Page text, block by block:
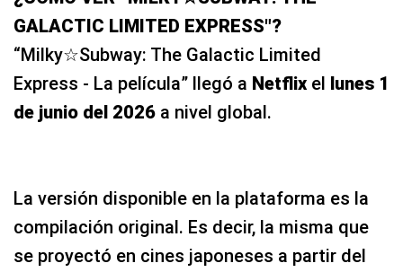
GALACTIC LIMITED EXPRESS"?
“Milky☆Subway: The Galactic Limited
Express - La película” llegó a Netflix el lunes 1
de junio del 2026 a nivel global.
La versión disponible en la plataforma es la
compilación original. Es decir, la misma que
se proyectó en cines japoneses a partir del